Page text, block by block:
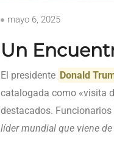
mayo 6, 2025
Un
El presidente Donald
catalogada como «visita
destacados.
líder mundial que viene